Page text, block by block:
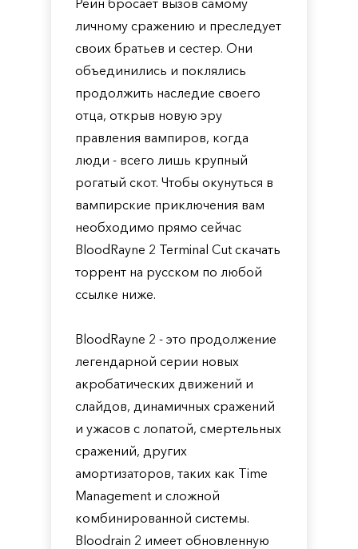
Рейн бросает вызов самому
личному сражению и преследует
своих братьев и сестер. Они
объединились и поклялись
продолжить наследие своего
отца, открыв новую эру
правления вампиров, когда
люди - всего лишь крупный
рогатый скот. Чтобы окунуться в
вампирские приключения вам
необходимо прямо сейчас
BloodRayne 2 Terminal Cut скачать
торрент на русском по любой
ссылке ниже.
BloodRayne 2 - это продолжение
легендарной серии новых
акробатических движений и
слайдов, динамичных сражений
и ужасов с лопатой, смертельных
сражений, других
амортизаторов, таких как Time
Management и сложной
комбинированной системы.
Bloodrain 2 имеет обновленную